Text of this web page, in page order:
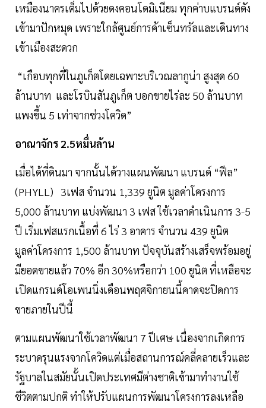
เหมืองนาครเต็มไปด้วยดงคอนโดมิเนียม ทุกค่าบแบรนด์ดัง
เข้ามาปักหมุด เพราะใกล้ศูนย์การค้าเซ็นทรัลและเดินทาง
เข้าเมืองสะดวก
“เกือบทุกที่ในภูเก็ตโดยเฉพาะบริเวณลากูน่า สูงสุด 60
ล้านบาท และโรบินสันภูเก็ต บอกขายไร่ละ 50 ล้านบาท
แพงขึ้น 5 เท่าจากช่วงโควิด”
อาณาจักร 2.5หมื่นล้าน
เมื่อได้ที่ดินมา จากนั้นได้วางแผนพัฒนา แบรนด์ “ฟีล”
(PHYLL) 3เฟส จำนวน 1,339 ยูนิต มูลค่าโครงการ
5,000 ล้านบาท แบ่งพัฒนา 3 เฟส ใช้เวลาดำเนินการ 3-5
ปี เริ่มเฟสแรกเนื้อที่ 6 ไร่ 3 อาคาร จำนวน 439 ยูนิต
มูลค่าโครงการ 1,500 ล้านบาท ปัจจุบันสร้างเสร็จพร้อมอยู่
มียอดขายแล้ว 70% อีก 30%หรือกว่า 100 ยูนิต ที่เหลือจะ
เปิดแกรนด์โอเพนนิ่งเดือนพฤศจิกายนนี้คาดจะปิดการ
ขายภายในปีนี้
ตามแผนพัฒนาใช้เวลาพัฒนา 7 ปีเศษ เนื่องจากเกิดการ
ระบาดรุนแรงจากโควิดแต่เมื่อสถานการณ์คลี่คลายเร็วและ
รัฐบาลในสมัยนั้นเปิดประเทศมีต่างชาติเข้ามาทำงานใช้
ชีวิตตามปกติ ทำให้ปรับแผนการพัฒนาโครงการลงเหลือ